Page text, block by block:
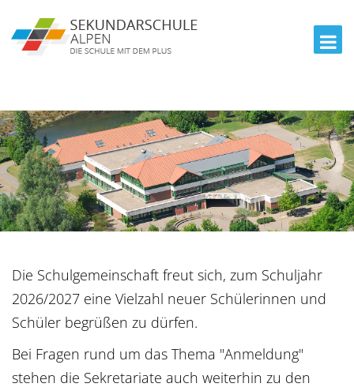
Die Schulgemeinschaft freut sich, zum Schuljahr
2026/2027 eine Vielzahl neuer Schülerinnen und
Schüler begrüßen zu dürfen.
Bei Fragen rund um das Thema "Anmeldung"
stehen die Sekretariate auch weiterhin zu den